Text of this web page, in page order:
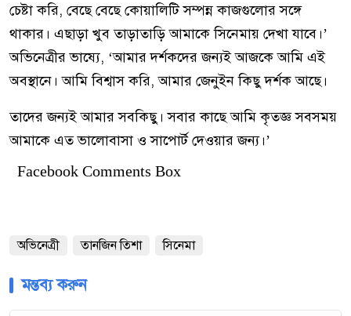
চেষ্টা করি, বেছে বেছে কোয়ালিটি সম্পন্ন কাজগুলোর সঙ্গে
থাকার। এছাড়া খুব তাড়াতাড়ি আমাকে সিনেমায় দেখা যাবে।’
অভিনেত্রীর ভাষ্যে, ‘আমার দর্শকদের জন্যই আজকে আমি এই
অবস্থানে। আমি বিশ্বাস করি, আমার জেনুইন কিছু দর্শক আছে।
তাদের জন্যই আমার সবকিছু। সবার কাছে আমি কৃতজ্ঞ সবসময়
আমাকে এত ভালোবাসা ও সাপোর্ট দেওয়ার জন্য।’
Facebook Comments Box
অভিনেত্রী তানজিন তিশা সিনেমা
মন্তব্য করুন